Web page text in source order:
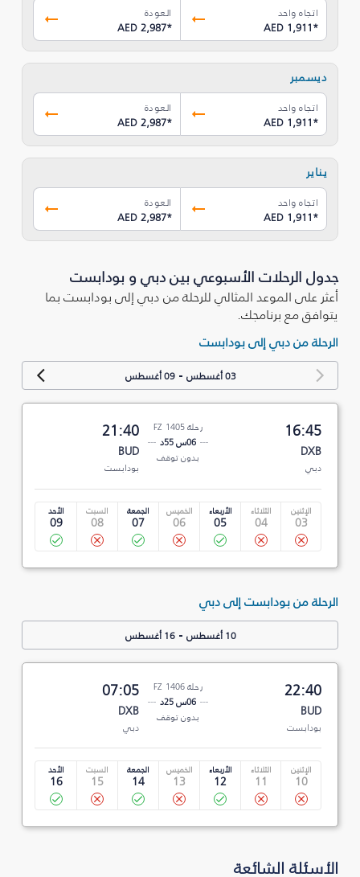
اتجاه واحد
AED 1,911*
العودة
AED 2,987*
ديسمبر
اتجاه واحد
AED 1,911*
العودة
AED 2,987*
يناير
اتجاه واحد
AED 1,911*
العودة
AED 2,987*
جدول الرحلات الأسبوعي بين دبي و بودابست
أعثر على الموعد المثالي للرحلة من دبي إلى بودابست بما
يتوافق مع برنامجك.
الرحلة من دبي إلى بودابست
03 أغسطس -09 أغسطس
16:45
DXB
دبي
رحلة FZ 1405
06س 55د
بدون توقف
21:40
BUD
بودابست
الإثنين
03
الثلاثاء
04
الأربعاء
05
الخميس
06
الجمعة
07
السبت
08
الأحد
09
الرحلة من بودابست إلى دبي
10 أغسطس -16 أغسطس
22:40
BUD
بودابست
رحلة FZ 1406
06س 25د
بدون توقف
07:05
DXB
دبي
الإثنين
10
الثلاثاء
11
الأربعاء
12
الخميس
13
الجمعة
14
السبت
15
الأحد
16
الأسئلة الشائعة